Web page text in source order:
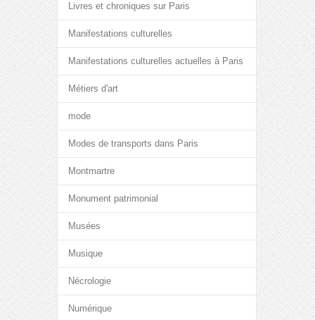
Livres et chroniques sur Paris
Manifestations culturelles
Manifestations culturelles actuelles à Paris
Métiers d'art
mode
Modes de transports dans Paris
Montmartre
Monument patrimonial
Musées
Musique
Nécrologie
Numérique